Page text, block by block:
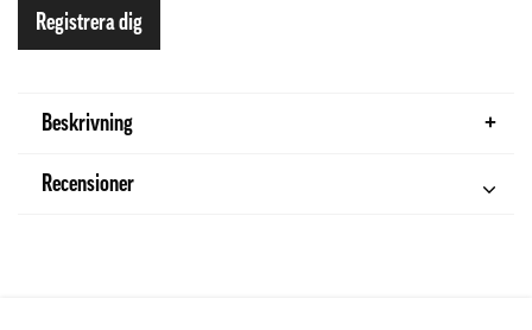
Registrera dig
Beskrivning
Recensioner